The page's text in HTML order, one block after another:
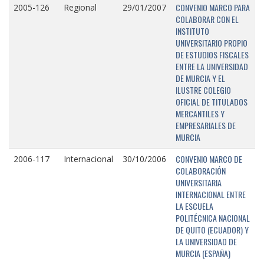
2005-126 Regional 29/01/2007
CONVENIO MARCO PARA
COLABORAR CON EL
INSTITUTO
UNIVERSITARIO PROPIO
DE ESTUDIOS FISCALES
ENTRE LA UNIVERSIDAD
DE MURCIA Y EL
ILUSTRE COLEGIO
OFICIAL DE TITULADOS
MERCANTILES Y
EMPRESARIALES DE
MURCIA
2006-117 Internacional 30/10/2006
CONVENIO MARCO DE
COLABORACIÓN
UNIVERSITARIA
INTERNACIONAL ENTRE
LA ESCUELA
POLITÉCNICA NACIONAL
DE QUITO (ECUADOR) Y
LA UNIVERSIDAD DE
MURCIA (ESPAÑA)